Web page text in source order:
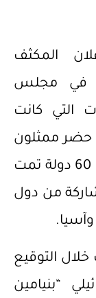
المكثف
في مجلس
التي كانت
حضر ممثلون
عن أقل من 20 دولة من أصل نحو 60 دولة تمت
من دول
خلال التوقيع
“بنيامين